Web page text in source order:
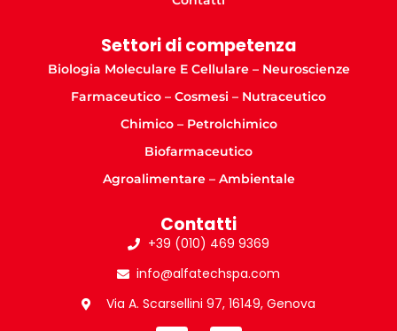
Settori di competenza
Biologia Moleculare E Cellulare – Neuroscienze
Farmaceutico – Cosmesi – Nutraceutico
Chimico – Petrolchimico
Biofarmaceutico
Agroalimentare – Ambientale
Contatti
+39 (010) 469 9369
info@alfatechspa.com
Via A. Scarsellini 97, 16149, Genova